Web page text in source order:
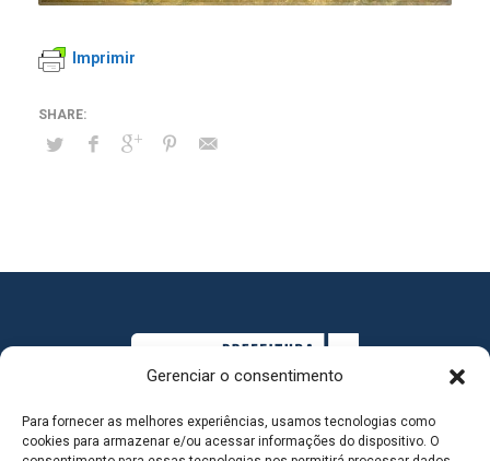
Gerenciar o consentimento
Para fornecer as melhores experiências, usamos tecnologias como
cookies para armazenar e/ou acessar informações do dispositivo. O
Imprimir